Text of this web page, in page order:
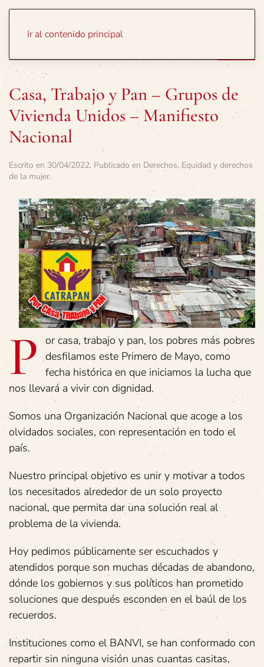
Ir al contenido principal
Casa, Trabajo y Pan – Grupos de
Vivienda Unidos – Manifiesto
Nacional
Escrito en 30/04/2022. Publicado en Derechos, Equidad y derechos
de la mujer.
P
or casa, trabajo y pan, los pobres más pobres
desfilamos este Primero de Mayo, como
fecha histórica en que iniciamos la lucha que
nos llevará a vivir con dignidad.
Somos una Organización Nacional que acoge a los
olvidados sociales, con representación en todo el
país.
Nuestro principal objetivo es unir y motivar a todos
los necesitados alrededor de un solo proyecto
nacional, que permita dar una solución real al
problema de la vivienda.
Hoy pedimos públicamente ser escuchados y
atendidos porque son muchas décadas de abandono,
dónde los gobiernos y sus políticos han prometido
soluciones que después esconden en el baúl de los
recuerdos.
Instituciones como el BANVI, se han conformado con
repartir sin ninguna visión unas cuantas casitas,